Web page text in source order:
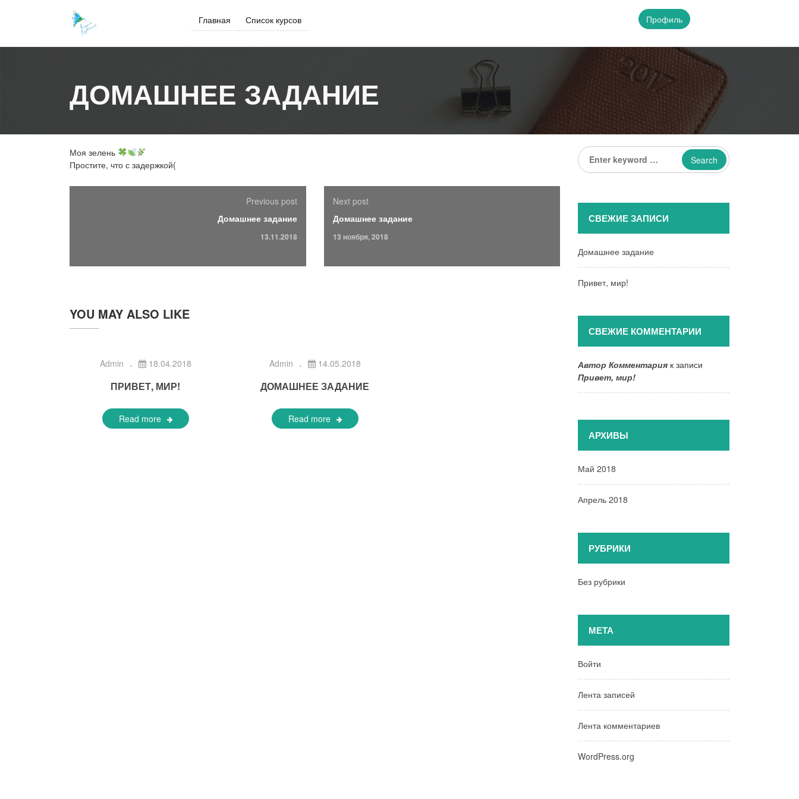
Главная Список курсов Профиль
ДОМАШНЕЕ ЗАДАНИЕ
Моя зелень
Простите, что с задержкой(
Previous post
Домашнее задание
13.11.2018
Next post
Домашнее задание
13 ноября, 2018
YOU MAY ALSO LIKE
Admin 18.04.2018
ПРИВЕТ, МИР!
Read more
Admin 14.05.2018
ДОМАШНЕЕ ЗАДАНИЕ
Read more
Enter
keyword
СВЕЖИЕ ЗАПИСИ
Домашнее задание
Привет, мир!
СВЕЖИЕ КОММЕНТАРИИ
Автор Комментария к записи
Привет, мир!
АРХИВЫ
Май 2018
Апрель 2018
РУБРИКИ
Без рубрики
МЕТА
Войти
Лента записей
Лента комментариев
WordPress.org